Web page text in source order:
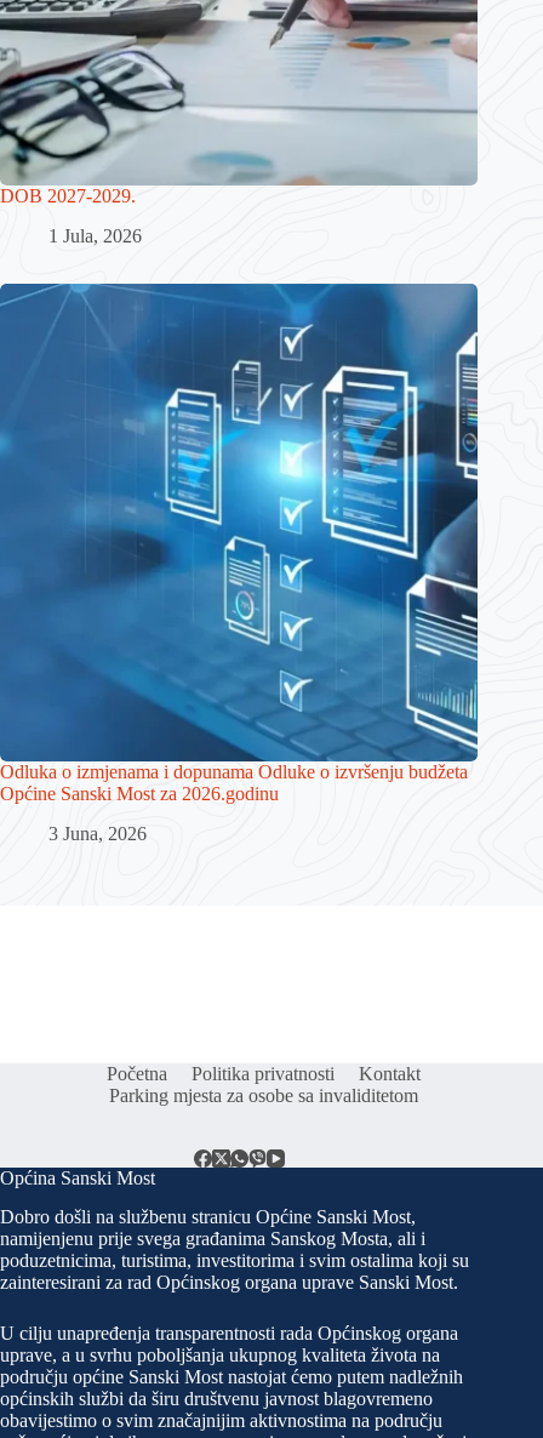
DOB 2027-2029.
1 Jula, 2026
Odluka o izmjenama i dopunama Odluke o izvršenju budžeta
Općine Sanski Most za 2026.godinu
3 Juna, 2026
Početna Politika privatnosti
Kontakt
Parking mjesta za osobe sa invaliditetom
Općina Sanski Most
Dobro došli na službenu stranicu Općine Sanski Most,
namijenjenu prije svega građanima Sanskog Mosta, ali i
poduzetnicima, turistima, investitorima i svim ostalima koji su
zainteresirani za rad Općinskog organa uprave Sanski Most.
U cilju unapređenja transparentnosti rada Općinskog organa
uprave, a u svrhu poboljšanja ukupnog kvaliteta života na
području općine Sanski Most nastojat ćemo putem nadležnih
općinskih službi da širu društvenu javnost blagovremeno
obavijestimo o svim značajnijim aktivnostima na području